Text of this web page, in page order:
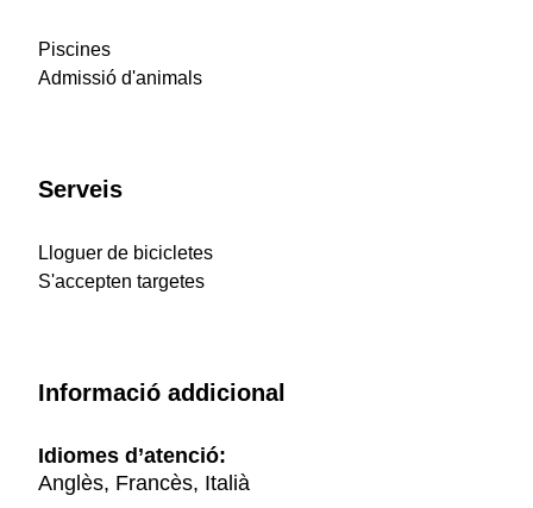
Piscines
Admissió d'animals
Serveis
Lloguer de bicicletes
S'accepten targetes
Informació addicional
Idiomes d’atenció:
Anglès, Francès, Italià